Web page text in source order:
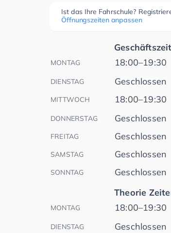
Ist das Ihre Fahrschule?
Öffnungszeiten anpassen
MONTAG 18:00–19:30
DIENSTAG Geschlossen
MITTWOCH 18:00–19:30
DONNERSTAG Geschlossen
FREITAG Geschlossen
SAMSTAG Geschlossen
SONNTAG
Geschlossen
Theorie
MONTAG 18:00–19:30
DIENSTAG Geschlossen